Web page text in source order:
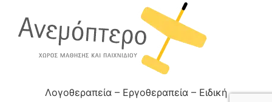
Λογοθεραπεία – Εργοθεραπεία – Ειδική